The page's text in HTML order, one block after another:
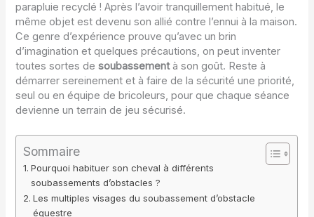
parapluie recyclé ! Après l’avoir tranquillement habitué, le
même objet est devenu son allié contre l’ennui à la maison.
Ce genre d’expérience prouve qu’avec un brin
d’imagination et quelques précautions, on peut inventer
toutes sortes desoubassementà son goût. Reste à
démarrer sereinement et à faire de la sécurité une priorité,
seul ou en équipe de bricoleurs, pour que chaque séance
devienne un terrain de jeu sécurisé.
Sommaire
Pourquoi habituer son cheval à différents
soubassements d’obstacles ?
Les multiples visages du soubassement d’obstacle
équestre